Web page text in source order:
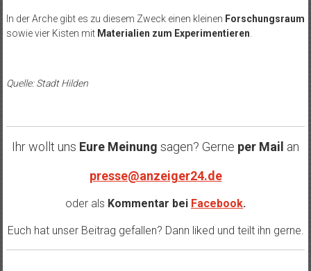
In der Arche gibt es zu diesem Zweck einen kleinen Forschungsraum
sowie vier Kisten mit Materialien zum Experimentieren
Quelle: Stadt Hilden
Ihr wollt uns Eure Meinung sagen? Gerne per Mail an
presse@anzeiger24.de
oder als Kommentar bei Facebook.
Euch hat unser Beitrag gefallen? Dann liked und teilt ihn gerne.